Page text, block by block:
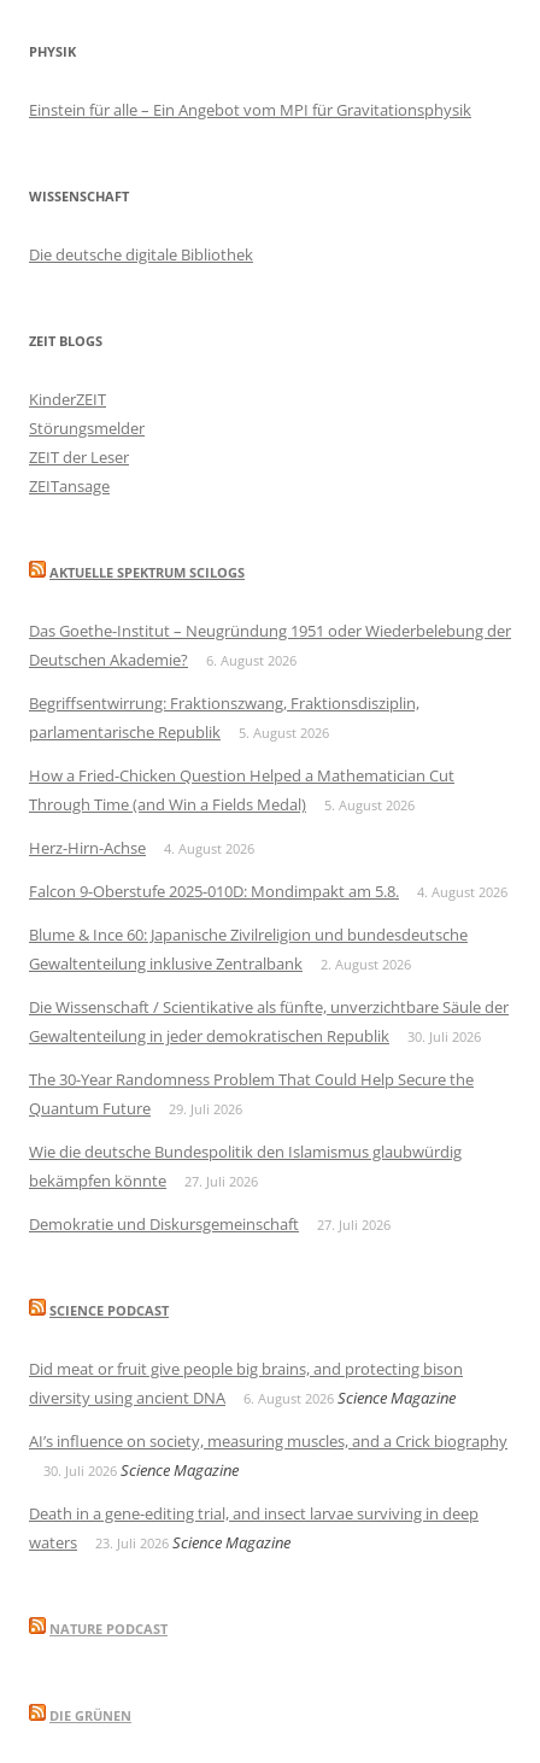
PHYSIK
Einstein für alle – Ein Angebot vom MPI für Gravitationsphysik
WISSENSCHAFT
Die deutsche digitale Bibliothek
ZEIT BLOGS
KinderZEIT
Störungsmelder
ZEIT der Leser
ZEITansage
AKTUELLE SPEKTRUM SCILOGS
Das Goethe-Institut – Neugründung 1951 oder Wiederbelebung der
Deutschen Akademie?
6. August 2026
Begriffsentwirrung: Fraktionszwang, Fraktionsdisziplin,
parlamentarische Republik
5. August 2026
How a Fried-Chicken Question Helped a Mathematician Cut
Through Time (and Win a Fields Medal)
5. August 2026
Herz-Hirn-Achse 4. August 2026
Falcon 9-Oberstufe 2025-010D: Mondimpakt am 5.8. 4. August 2026
Blume & Ince 60: Japanische Zivilreligion und bundesdeutsche
Gewaltenteilung inklusive Zentralbank
2. August 2026
Die Wissenschaft / Scientikative als fünfte, unverzichtbare Säule der
Gewaltenteilung in jeder demokratischen Republik
30. Juli 2026
The 30-Year Randomness Problem That Could Help Secure the
Quantum Future
29. Juli 2026
Wie die deutsche Bundespolitik den Islamismus glaubwürdig
bekämpfen könnte
27. Juli 2026
Demokratie und Diskursgemeinschaft 27. Juli 2026
SCIENCE PODCAST
Did meat or fruit give people big brains, and protecting bison
diversity using ancient DNA
6. August 2026 Science Magazine
AI’s influence on society, measuring muscles, and a Crick biography
30. Juli 2026 Science Magazine
Death in a gene-editing trial, and insect larvae surviving in deep
waters
23. Juli 2026 Science Magazine
NATURE PODCAST
DIE GRÜNEN